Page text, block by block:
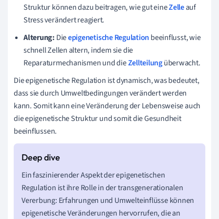
Struktur können dazu beitragen, wie gut eineZelleauf
Stress verändert reagiert.
Alterung: Dieepigenetische Regulation beeinflusst, wie
schnell Zellen altern, indem sie die
Reparaturmechanismen und dieZellteilungüberwacht.
Die epigenetische Regulation ist dynamisch, was bedeutet,
dass sie durch Umweltbedingungen verändert werden
kann. Somit kann eine Veränderung der Lebensweise auch
die epigenetische Struktur und somit die Gesundheit
beeinflussen.
Ein faszinierender Aspekt der epigenetischen
Regulation ist ihre Rolle in der transgenerationalen
Vererbung: Erfahrungen und Umwelteinflüsse können
epigenetische Veränderungen hervorrufen, die an